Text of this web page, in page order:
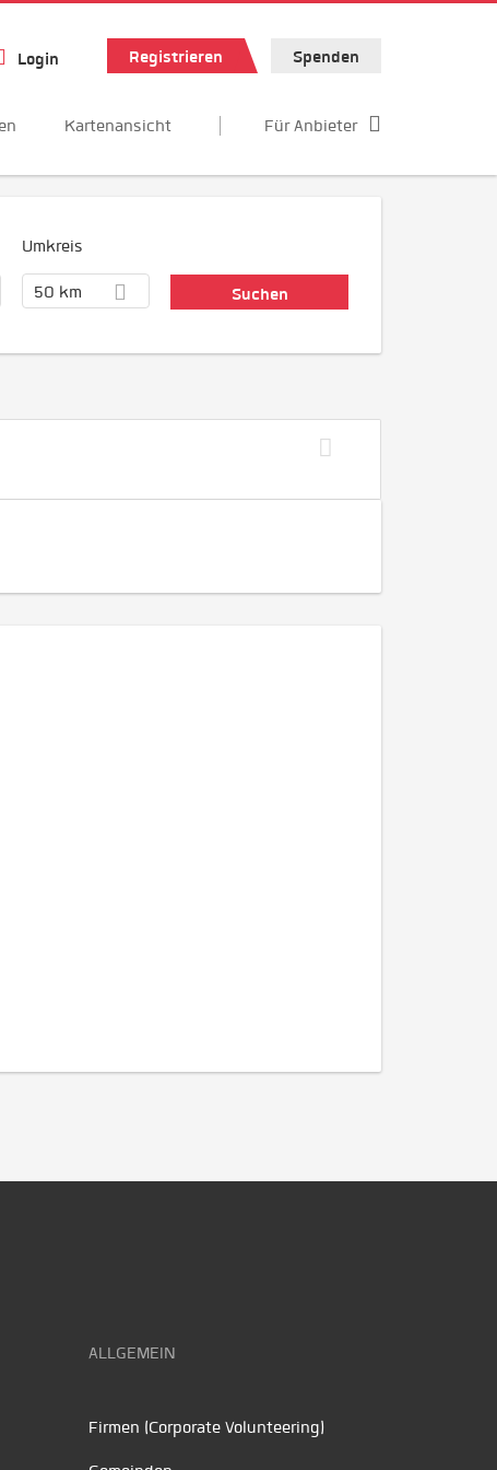
Login Registrieren Spenden
Kartenansicht Für Anbieter
Umkreis
50 km
ALLGEMEIN
Firmen (Corporate Volunteering)